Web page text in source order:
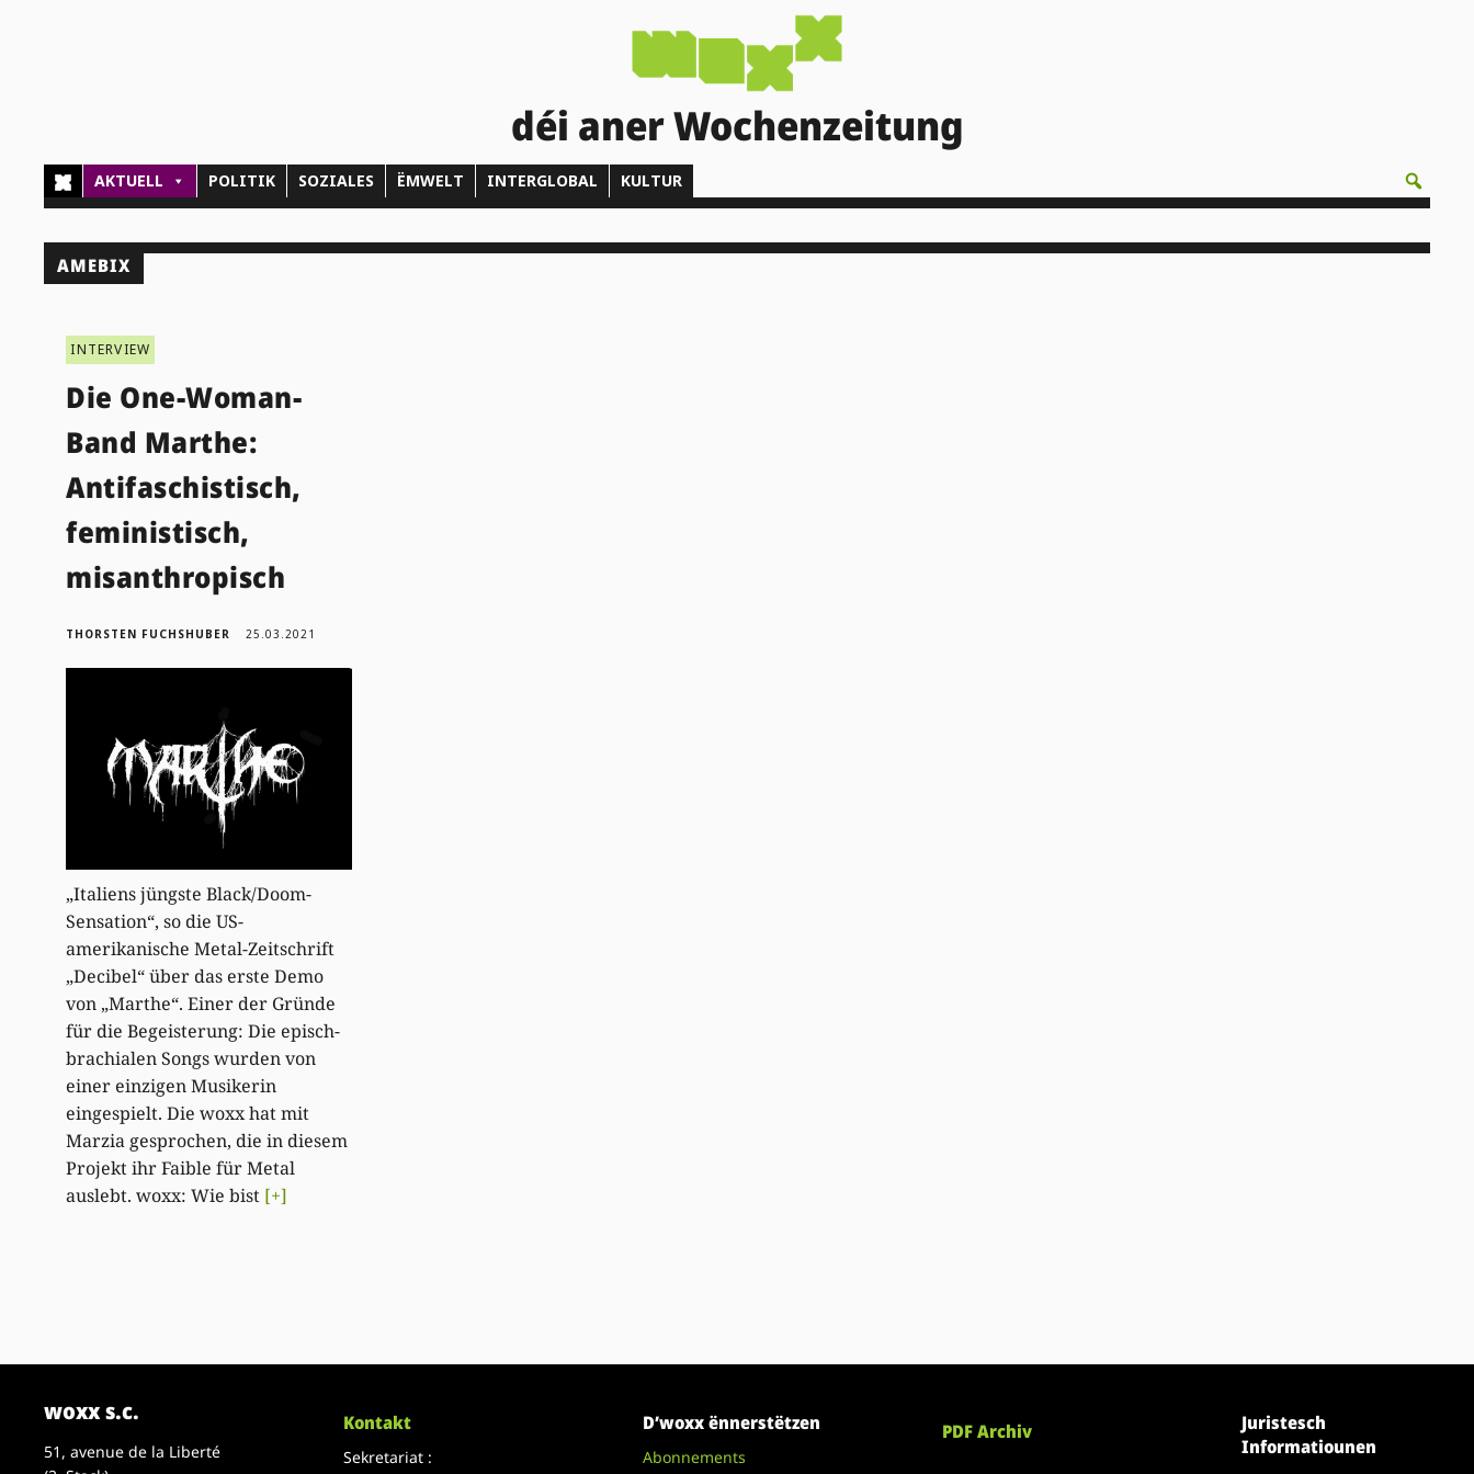
déi aner Wochenzeitung
AKTUELL POLITIK SOZIALES ËMWELT INTERGLOBAL KULTUR
AMEBIX
INTERVIEW
Die One-Woman-
Band Marthe:
Antifaschistisch,
feministisch,
misanthropisch
THORSTEN FUCHSHUBER 25.03.2021
„Italiens jüngste Black/Doom-
Sensation“, so die US-
amerikanische Metal-Zeitschrift
„Decibel“ über das erste Demo
von „Marthe“. Einer der Gründe
für die Begeisterung: Die episch-
brachialen Songs wurden von
einer einzigen Musikerin
eingespielt. Die woxx hat mit
Marzia gesprochen, die in diesem
Projekt ihr Faible für Metal
auslebt. woxx: Wie bist [+]
woxx s.c.
51, avenue de la Liberté
Kontakt
Sekretariat :
D’woxx ënnerstëtzen
Abonnements
PDF Archiv
Juristesch
Informatiounen